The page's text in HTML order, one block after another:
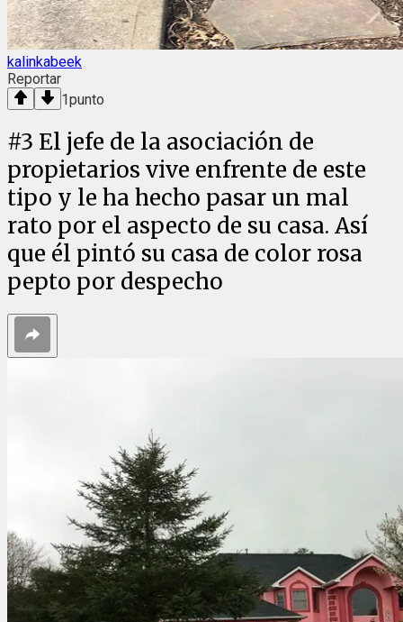
kalinkabeek
Reportar
1punto
#3 El jefe de la asociación de
propietarios vive enfrente de este
tipo y le ha hecho pasar un mal
rato por el aspecto de su casa. Así
que él pintó su casa de color rosa
pepto por despecho